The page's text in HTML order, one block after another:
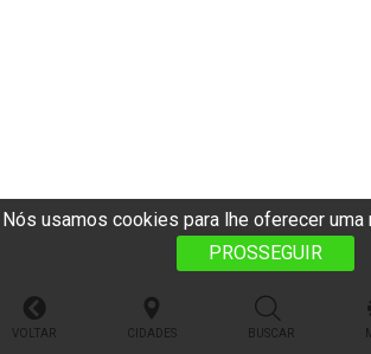
Nós usamos cookies para lhe oferecer uma
PROSSEGUIR
VOLTAR CIDADES BUSCAR